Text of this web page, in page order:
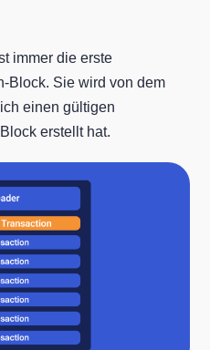
immer die erste
Block. Sie wird von dem
einen gültigen
erstellt hat.